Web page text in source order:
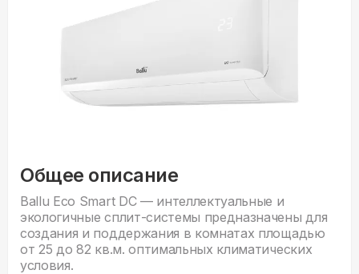
Общее описание
Ballu Eco Smart DC — интеллектуальные и
экологичные сплит-системы предназначены для
создания и поддержания в комнатах площадью
от 25 до 82 кв.м. оптимальных климатических
условия.